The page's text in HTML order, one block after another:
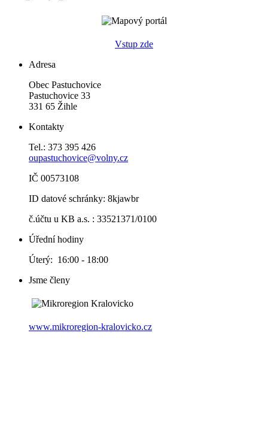
Vstup zde
Adresa
Obec Pastuchovice
Pastuchovice 33
331 65 Žihle
Kontakty
Tel.: 373 395 426
oupastuchovice@volny.cz
IČ 00573108
ID datové schránky: 8kjawbr
č.účtu u KB a.s. : 33521371/0100
Úřední hodiny
Úterý: 16:00 - 18:00
Jsme členy
www.mikroregion-kralovicko.cz